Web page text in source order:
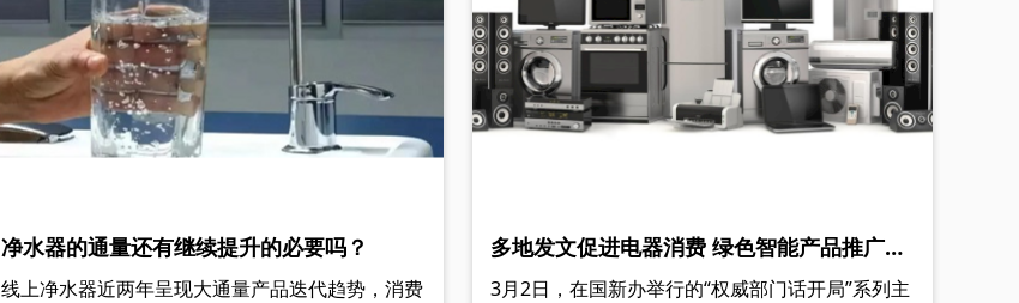
净水器的通量还有继续提升的必要吗？
线上净水器近两年呈现大通量产品迭代趋势，消费
多地发文促进电器消费 绿色智能产品推广提
速
3月2日，在国新办举行的“权威部门话开局”系列主